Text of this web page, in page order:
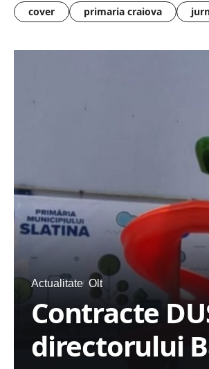
cover
primaria craiova
Actualitate Olt
Contracte
directorului